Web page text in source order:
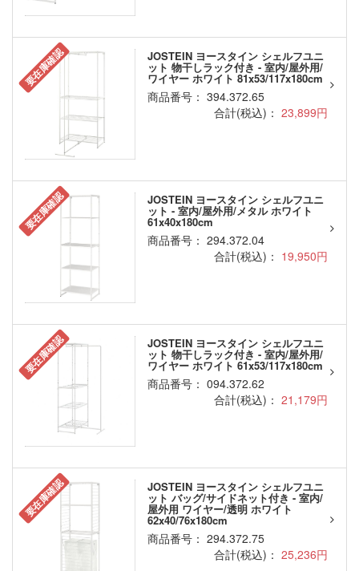
要在庫確認 JOSTEIN ヨースタイン シェルフユニ
ット 物干しラック付き - 室内/屋外用/
ワイヤー ホワイト 81x53/117x180cm
商品番号： 394.372.65
合計(税込)： 23,899円
要在庫確認 JOSTEIN ヨースタイン シェルフユニ
ット - 室内/屋外用/メタル ホワイト
61x40x180cm
商品番号： 294.372.04
合計(税込)： 19,950円
要在庫確認 JOSTEIN ヨースタイン シェルフユニ
ット 物干しラック付き - 室内/屋外用/
ワイヤー ホワイト 61x53/117x180cm
商品番号： 094.372.62
合計(税込)： 21,179円
要在庫確認 JOSTEIN ヨースタイン シェルフユニ
ット バッグ/サイドネット付き - 室内/
屋外用 ワイヤー/透明 ホワイト
62x40/76x180cm
商品番号： 294.372.75
合計(税込)： 25,236円